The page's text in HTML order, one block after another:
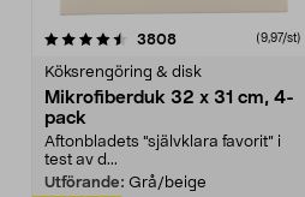
3808recensioner (9,97/st)
Köksrengöring & disk
Mikrofiberduk 32 x 31 cm, 4-
pack
Aftonbladets "självklara favorit” i
test av d...
Utförande: Grå/beige
4.0av 5 stjärnor